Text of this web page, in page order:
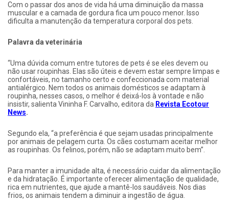
Com o passar dos anos de vida há uma diminuição da massa
muscular e a camada de gordura fica um pouco menor. Isso
dificulta a manutenção da temperatura corporal dos pets.
Palavra da veterinária
“Uma dúvida comum entre tutores de pets é se eles devem ou
não usar roupinhas. Elas são úteis e devem estar sempre limpas e
confortáveis, no tamanho certo e confeccionada com material
antialérgico. Nem todos os animais domésticos se adaptam à
roupinha, nesses casos, o melhor é deixá-los à vontade e não
insistir, salienta Vininha F. Carvalho, editora da Revista Ecotour
News.
Segundo ela, “a preferência é que sejam usadas principalmente
por animais de pelagem curta. Os cães costumam aceitar melhor
as roupinhas. Os felinos, porém, não se adaptam muito bem”.
Para manter a imunidade alta, é necessário cuidar da alimentação
e da hidratação. É importante oferecer alimentação de qualidade,
rica em nutrientes, que ajude a mantê-los saudáveis. Nos dias
frios, os animais tendem a diminuir a ingestão de água.